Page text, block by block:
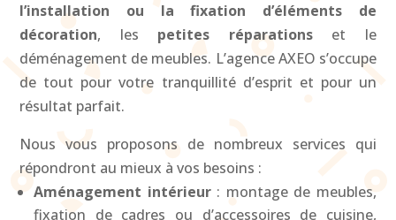
l’installation ou la fixation d’éléments de
décoration, les petites réparationset le
déménagement de meubles. L’agence AXEO s’occupe
de tout pour votre tranquillité d’esprit et pour un
résultat parfait.
Nous vous proposons de nombreux services qui
répondront au mieux à vos besoins :
Aménagement intérieur: montage de meubles,
fixation de cadres ou d’accessoires de cuisine,